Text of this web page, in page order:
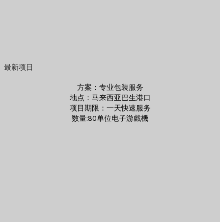
最新项目
方案：专业包装服务
地点：马来西亚巴生港口
项目期限：一天快速服务
数量:80单位电子游戲機